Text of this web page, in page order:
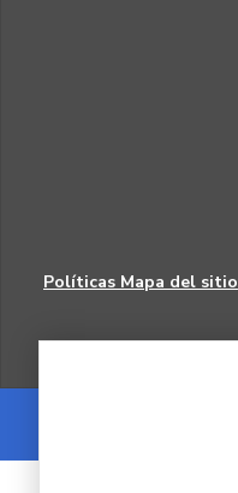
Políticas Mapa del sitio